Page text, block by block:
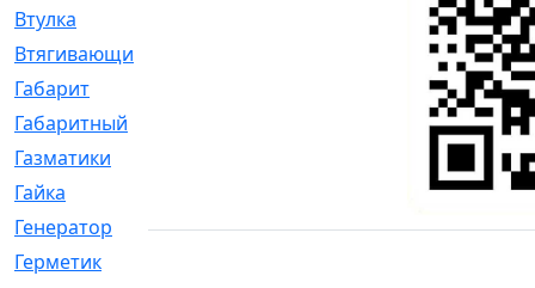
Втулка
Втягивающий
Габарит
Габаритный
Газматики
Гайка
Генератор
[148]
Герметик